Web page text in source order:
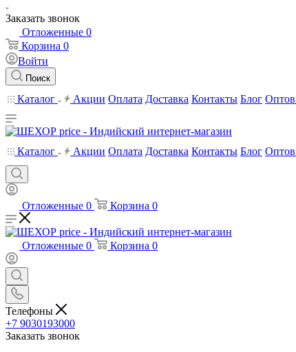
Заказать звонок
Отложенные 0
Корзина 0
Войти
Поиск
Каталог Акции Оплата Доставка Контакты Блог
Каталог Акции Оплата Доставка Контакты Блог
Отложенные 0 Корзина 0
Отложенные 0 Корзина 0
Телефоны
+7 9030193000
Заказать звонок